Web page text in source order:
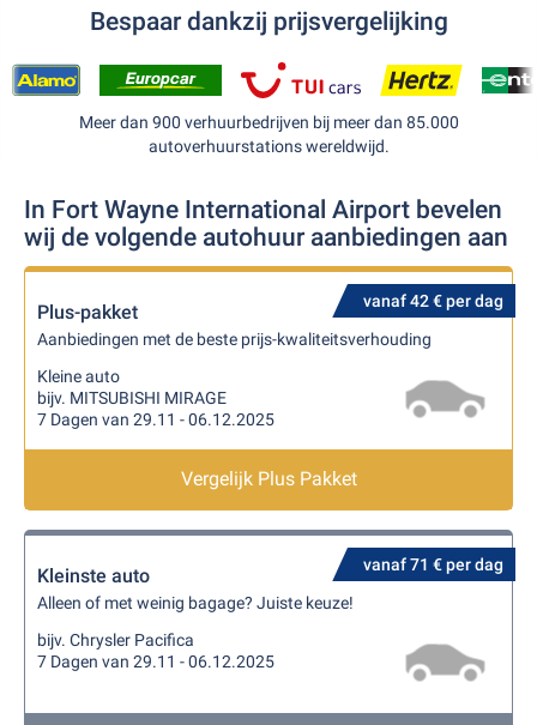
Bespaar dankzij prijsvergelijking
Meer dan 900 verhuurbedrijven bij meer dan 85.000
autoverhuurstations wereldwijd.
In Fort Wayne International Airport bevelen
wij de volgende autohuur aanbiedingen aan
vanaf 42 € per dag
Plus-pakket
Aanbiedingen met de beste prijs-kwaliteitsverhouding
Kleine auto
bijv. MITSUBISHI MIRAGE
7 Dagen van 29.11 - 06.12.2025
Vergelijk Plus Pakket
vanaf 71 € per dag
Kleinste auto
Alleen of met weinig bagage? Juiste keuze!
bijv. Chrysler Pacifica
7 Dagen van 29.11 - 06.12.2025